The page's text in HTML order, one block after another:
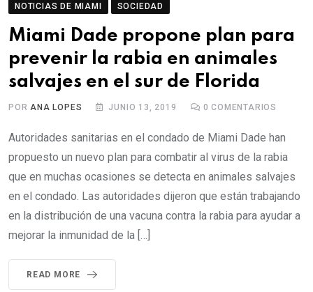
NOTICIAS DE MIAMI SOCIEDAD
Miami Dade propone plan para
prevenir la rabia en animales
salvajes en el sur de Florida
PORANA LOPES JUNIO 13, 2019 0 COMENTARIOS
Autoridades sanitarias en el condado de Miami Dade han
propuesto un nuevo plan para combatir al virus de la rabia
que en muchas ocasiones se detecta en animales salvajes
en el condado. Las autoridades dijeron que están trabajando
en la distribución de una vacuna contra la rabia para ayudar a
mejorar la inmunidad de la […]
READ MORE